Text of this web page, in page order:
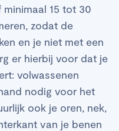
15 tot 30
zodat de
en je niet met een
er hierbij voor dat je
volwassenen
nodig voor het
ook je oren, nek,
van je benen